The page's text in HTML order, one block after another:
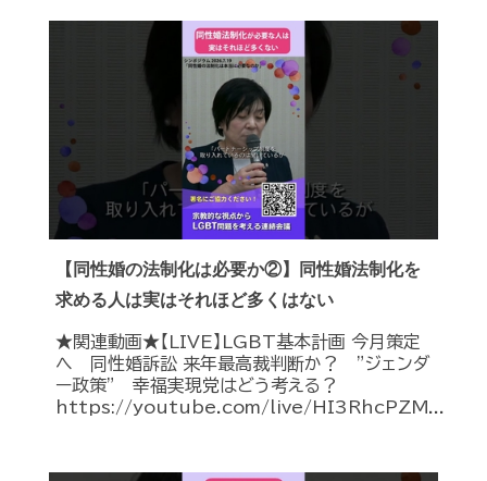
【同性婚の法制化は必要か②】同性婚法制化を
求める人は実はそれほど多くはない
★関連動画★【LIVE】LGBT基本計画 今月策定
へ 同性婚訴訟 来年最高裁判断か？ ”ジェンダ
ー政策” 幸福実現党はどう考える？
https://youtube.com/live/HI3RhcPZM...